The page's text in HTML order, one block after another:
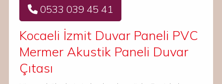
0533 039 45 41
Kocaeli İzmit Duvar Paneli PVC
Mermer Akustik Paneli Duvar
Çıtası